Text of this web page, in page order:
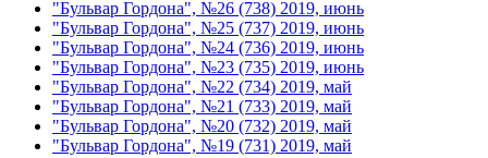
"Бульвар Гордона", №26 (738) 2019, июнь
"Бульвар Гордона", №25 (737) 2019, июнь
"Бульвар Гордона", №24 (736) 2019, июнь
"Бульвар Гордона", №23 (735) 2019, июнь
"Бульвар Гордона", №22 (734) 2019, май
"Бульвар Гордона", №21 (733) 2019, май
"Бульвар Гордона", №20 (732) 2019, май
"Бульвар Гордона", №19 (731) 2019, май